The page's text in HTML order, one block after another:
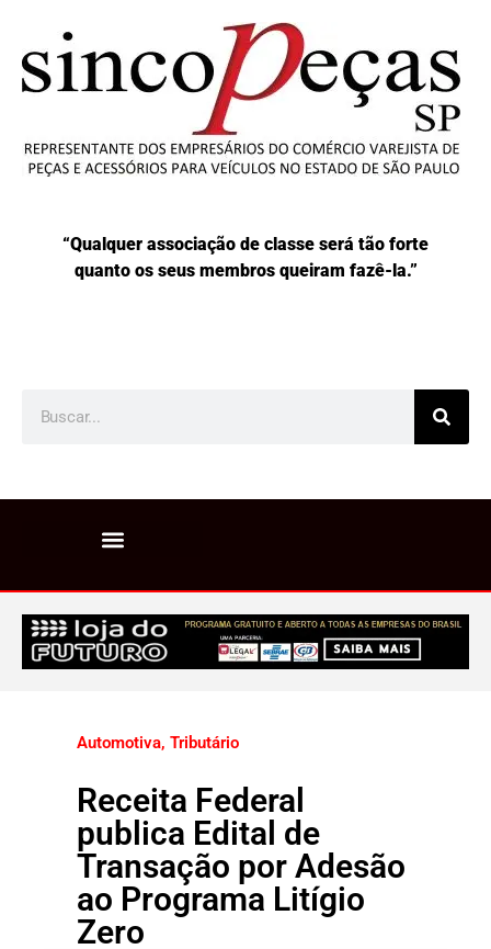
“Qualquer associação de classe será tão forte
quanto os seus membros queiram fazê-la.”
Automotiva, Tributário
Receita Federal
publica Edital de
Transação por Adesão
ao Programa Litígio
Zero